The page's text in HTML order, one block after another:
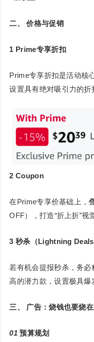
二、 价格与促销
1 Prime专享折扣
Prime专享折扣是活动核
设置具有绝对吸引力的折
2 Coupon
在Prime专享价基础上，
OFF），打造“折上折”视
3 秒杀（Lightning Deals
若有机会提报秒杀，务
高的潜力款，设置极具爆
三、 广告：烧钱也要烧在
01 预算规划